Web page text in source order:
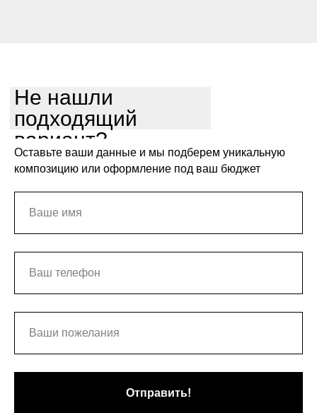
Не нашли
подходящий
вариант?
Оставьте ваши данные и мы подберем уникальную
композицию или оформление под ваш бюджет
Отправить!